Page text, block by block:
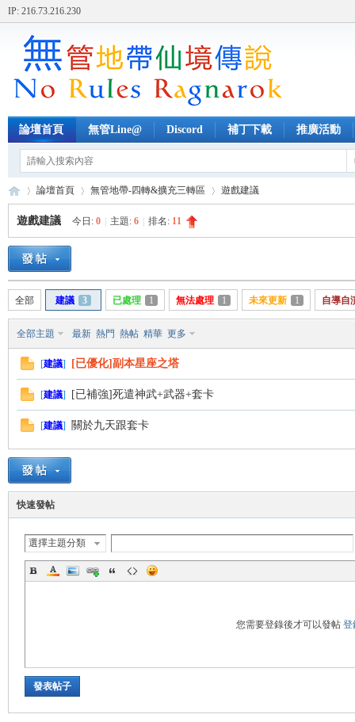
IP: 216.73.216.230
論壇首頁 無管Line@ Discord 補丁下載 推廣活動
»
論壇首頁 無管地帶-四轉&擴充三轉區 遊戲建議
遊戲建議 今日: 0 主題: 6 排名: 11
全部 建議 3 已處理 1 無法處理 1 未來更新 1 自導自
全部主題 最新 熱門 熱帖 精華 更多
[建議] [已優化]副本星座之塔
[建議] [已補強]死遣神武+武器+套卡
[建議] 關於九天跟套卡
快速發帖
選擇主題分類
您需要登錄後才可以發帖 登
發表帖子